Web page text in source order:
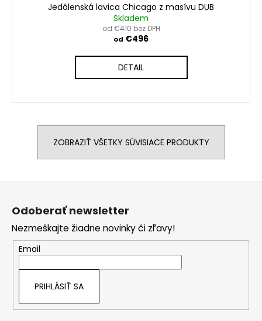
Jedálenská lavica Chicago z masívu DUB
Skladem
od €410 bez DPH
od €496
DETAIL
ZOBRAZIŤ VŠETKY SÚVISIACE PRODUKTY
Z
Odoberať newsletter
Nezmeškajte žiadne novinky či zľavy!
Email
PRIHLÁSIŤ SA